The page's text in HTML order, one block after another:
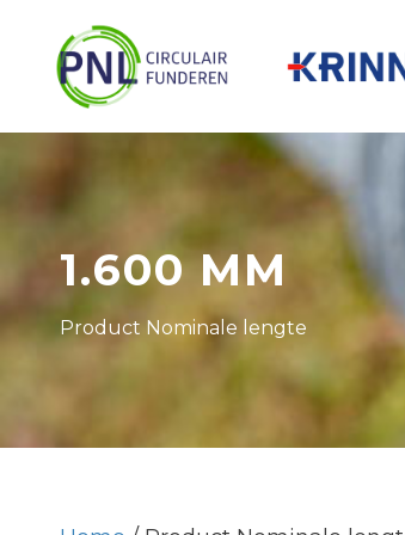
1.600 MM
Product Nominale lengte